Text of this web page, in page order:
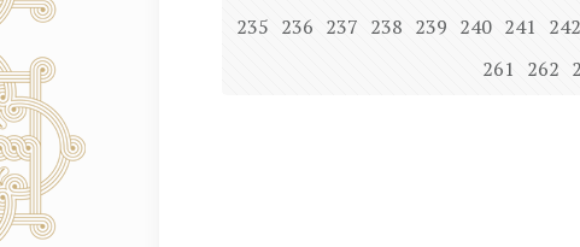
235 236 237 238 239 240 241 242
261 262